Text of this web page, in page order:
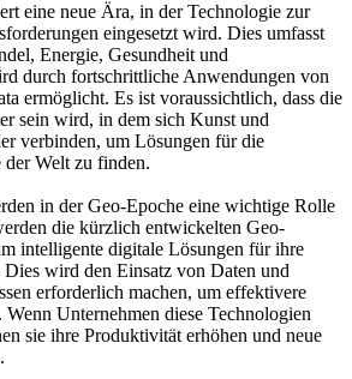
eine neue Ära, in der Technologie zur
eingesetzt wird. Dies umfasst
Energie, Gesundheit und
durch fortschrittliche Anwendungen von
ermöglicht. Es ist voraussichtlich, dass die
sein wird, in dem sich Kunst und
verbinden, um Lösungen für die
der Welt zu finden.
in der Geo-Epoche eine wichtige Rolle
die kürzlich entwickelten Geo-
intelligente digitale Lösungen für ihre
wird den Einsatz von Daten und
erforderlich machen, um effektivere
Unternehmen diese Technologien
sie ihre Produktivität erhöhen und neue